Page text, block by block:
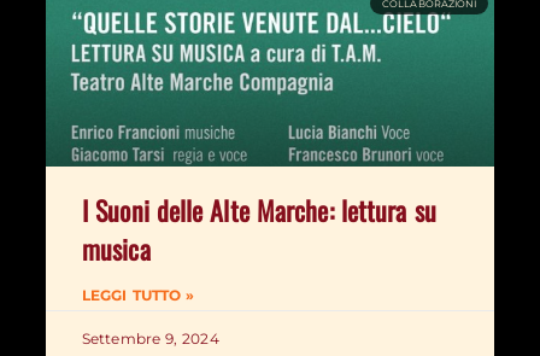
COLLABORAZIONI
I Suoni delle Alte Marche: lettura su
musica
LEGGI TUTTO »
Settembre 9, 2024